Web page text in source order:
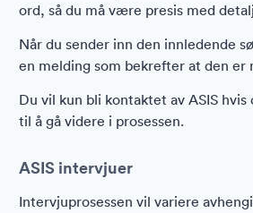
ord, så du må være presis med
Når du sender inn den innledende
en melding som bekrefter at den er
Du vil kun bli kontaktet av ASIS
til å gå videre i prosessen.
ASIS intervjuer
Intervjuprosessen vil variere